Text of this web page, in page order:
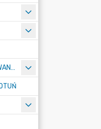
PLANOWANIE I ZAGOSPODAROWANIE PRZESTRZENNE